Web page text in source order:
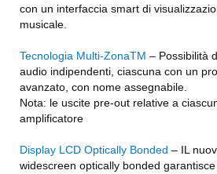
con un interfaccia smart di
musicale.
Tecnologia Multi-ZonaTM – Possibilità
audio indipendenti, ciascuna con un
avanzato, con nome assegnabile.
Nota: le uscite pre-out relative a
amplificatore
Display LCD Optically Bonded – IL
widescreen optically bonded